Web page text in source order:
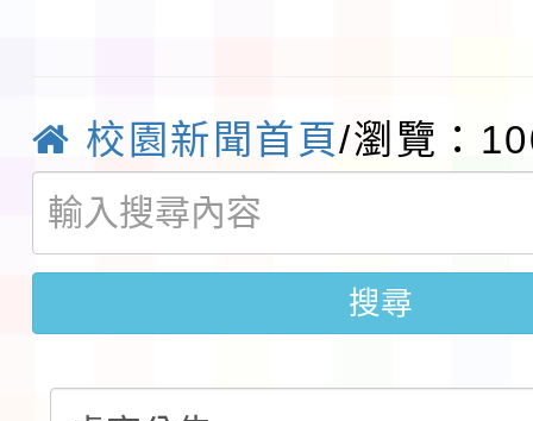
程
函轉國家通訊傳播委員
鎮韌性（防空）演習－
速演練執行計畫」
「115年金融知識線上
法」
本校115學年度第1學
第3次招考代課鐘點教
告(不再辦理後續甄選)
檢送「桃園市115學年
賽實施要點」1份
本市「115學年度學生
校園新聞首頁/瀏覽：
搜尋